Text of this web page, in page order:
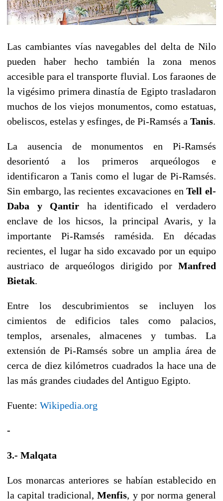
Las cambiantes vías navegables del delta de Nilo
pueden haber hecho también la zona menos
accesible para el transporte fluvial. Los faraones de
la vigésimo primera dinastía de Egipto trasladaron
muchos de los viejos monumentos, como estatuas,
obeliscos, estelas y esfinges, de Pi-Ramsés a Tanis.
La ausencia de monumentos en Pi-Ramsés
desorientó a los primeros arqueólogos e
identificaron a Tanis como el lugar de Pi-Ramsés.
Sin embargo, las recientes excavaciones enTell el-
Daba y Qantir ha identificado el verdadero
enclave de los hicsos, la principal Avaris, y la
importante Pi-Ramsés ramésida. En décadas
recientes, el lugar ha sido excavado por un equipo
austriaco de arqueólogos dirigido por Manfred
Bietak.
Entre los descubrimientos se incluyen los
cimientos de edificios tales como palacios,
templos, arsenales, almacenes y tumbas. La
extensión de Pi-Ramsés sobre un amplia área de
cerca de diez kilómetros cuadrados la hace una de
las más grandes ciudades del Antiguo Egipto.
Fuente: Wikipedia.org
-
3.- Malqata
Los monarcas anteriores se habían establecido en
la capital tradicional,Menfis, y por norma general